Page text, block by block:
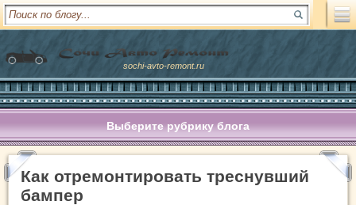
sochi-avto-remont.ru
Выберите рубрику блога
Как отремонтировать треснувший
бампер